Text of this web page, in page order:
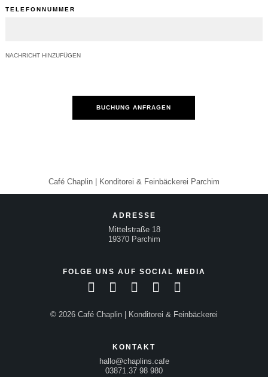
TELEFONNUMMER
NACHRICHT HINZUFÜGEN
BUCHUNG ANFRAGEN
Café Chaplin | Konditorei & Feinbäckerei Parchim
ADRESSE
Mittelstraße 18
19370 Parchim
FOLGE UNS AUF SOCIAL MEDIA
© 2026 Café Chaplin | Konditorei & Feinbäckerei
KONTAKT
hallo@chaplins.cafe
03871.37 98 980